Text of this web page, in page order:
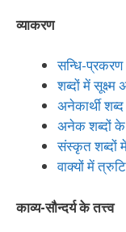
व्याकरण
सन्धि-प्रकरण
शब्दों में सूक्ष्म
अनेकार्थी शब्द
अनेक शब्दों के
संस्कृत शब्दों
वाक्यों में
काव्य-सौन्दर्य के तत्त्व